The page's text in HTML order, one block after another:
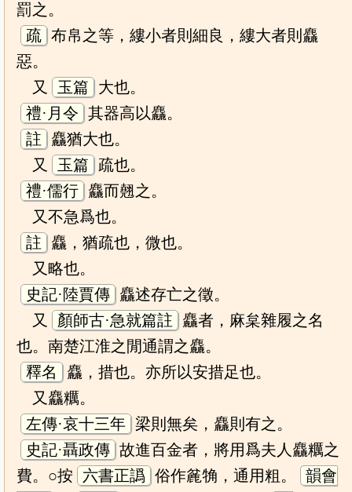
罰之。
疏 布帛之等，縷小者則細良，縷大者則麤
惡。
又
玉篇
大也。
禮·月令 其器高以麤。
註
麤猶大也。
又
玉篇
疏也。
禮·儒行 麤而翹之。
又不急爲也。
註
麤，猶疏也，微也。
又略也。
史記·陸賈傳 麤述存亡之徵。
又
顏師古·急就篇註
麤者，麻枲雜履之名
也。南楚江淮之閒通謂之麤。
釋名
麤，措也。亦所以安措足也。
又麤糲。
左傳·哀十三年 梁則無矣，麤則有之。
史記·聶政傳 故進百金者，將用爲夫人麤糲之
費。○按 六書正譌 俗作麄觕，通用粗。
韻會